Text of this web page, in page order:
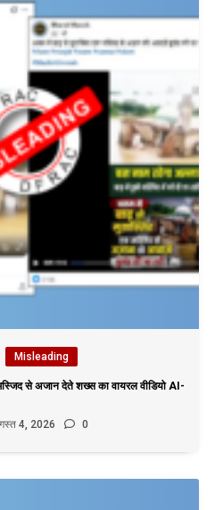
Misleading
से अजान देते शख्स का वायरल वीडियो AI-
4, 2026 0